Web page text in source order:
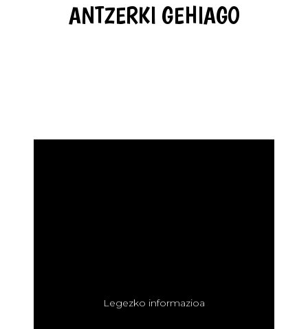
ANTZERKI GEHIAGO
Legezko informazioa